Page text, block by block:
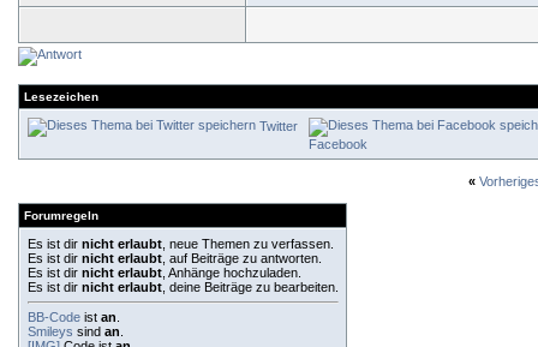
Lesezeichen
Twitter
Facebook
«
Forumregeln
Es ist dir nicht erlaubt , neue Themen zu verfassen.
Es ist dir nicht erlaubt , auf Beiträge zu antworten.
Es ist dir nicht erlaubt , Anhänge hochzuladen.
Es ist dir nicht erlaubt , deine Beiträge zu bearbeiten.
BB-Code ist an
Smileys sind an